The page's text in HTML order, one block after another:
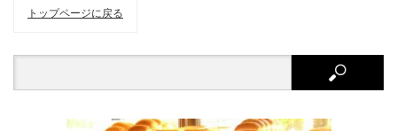
トップページに戻る